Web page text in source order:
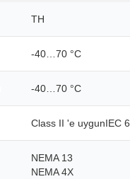
TH
-40…70 °C
-40…70 °C
Class II 'e uygunIEC
NEMA 13
NEMA 4X